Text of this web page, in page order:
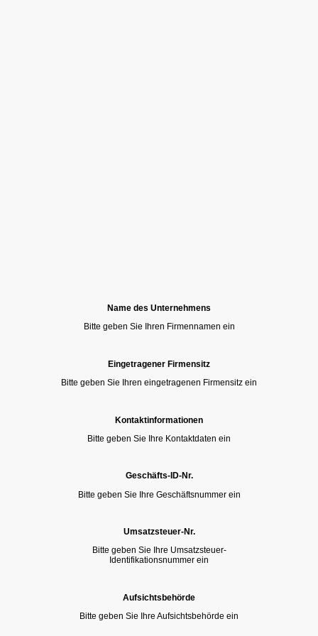
Name des Unternehmens
Bitte geben Sie Ihren Firmennamen ein
Eingetragener Firmensitz
Bitte geben Sie Ihren eingetragenen Firmensitz ein
Kontaktinformationen
Bitte geben Sie Ihre Kontaktdaten ein
Geschäfts-ID-Nr.
Bitte geben Sie Ihre Geschäftsnummer ein
Umsatzsteuer-Nr.
Bitte geben Sie Ihre Umsatzsteuer-
Identifikationsnummer ein
Aufsichtsbehörde
Bitte geben Sie Ihre Aufsichtsbehörde ein